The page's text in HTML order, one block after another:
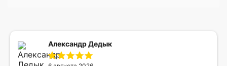
Александр Дедык